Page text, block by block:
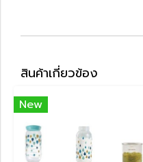
สินค้าเกี่ยวข้อง
New